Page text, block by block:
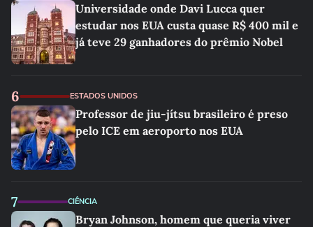
Universidade onde Davi Lucca quer
estudar nos EUA custa quase R$ 400 mil e
já teve 29 ganhadores do prêmio Nobel
6 ESTADOS UNIDOS
Professor de jiu-jítsu brasileiro é preso
pelo ICE em aeroporto nos EUA
7 CIÊNCIA
Bryan Johnson, homem que queria viver